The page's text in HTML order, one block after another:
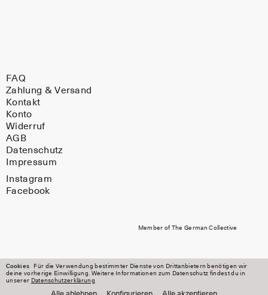
FAQ
Zahlung & Versand
Kontakt
Konto
Widerruf
AGB
Datenschutz
Impressum
Member of The German Collective
Instagram
Facebook
Cookies
Für die Verwendung bestimmter Dienste von Drittanbietern benötigen wir
deine vorherige Einwilligung. Weitere Informationen zum Datenschutz findest du in
unserer Datenschutzerklärung